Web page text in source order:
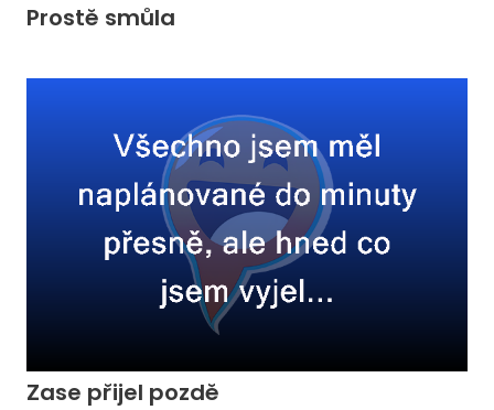
Prostě smůla
Zase přijel pozdě